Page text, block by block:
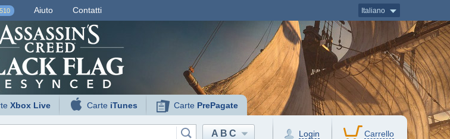
Aiuto Contatti Italiano
Xbox Live Carte iTunes Carte PrePagate
ABC Login Carrello